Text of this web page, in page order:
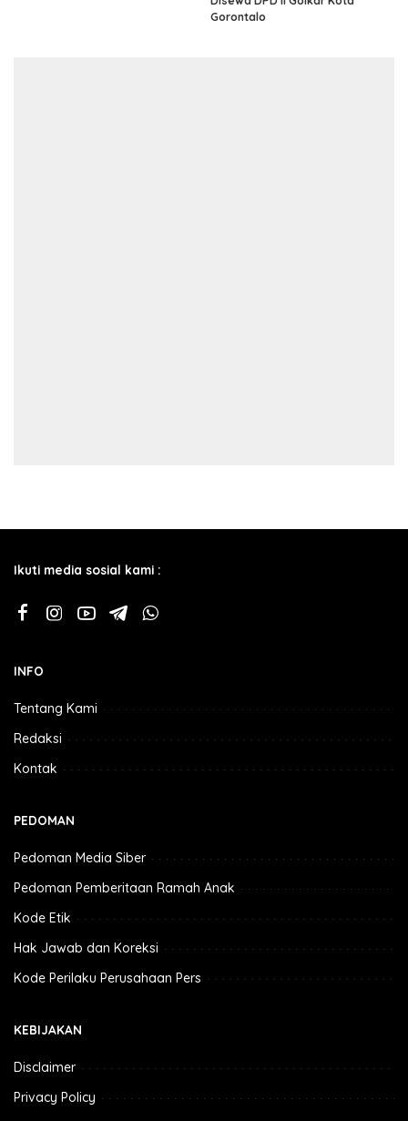
Gorontalo
Ikuti media sosial kami :
INFO
Tentang Kami
Redaksi
Kontak
PEDOMAN
Pedoman Media Siber
Pedoman Pemberitaan Ramah Anak
Kode Etik
Hak Jawab dan Koreksi
Kode Perilaku Perusahaan Pers
KEBIJAKAN
Disclaimer
Privacy Policy